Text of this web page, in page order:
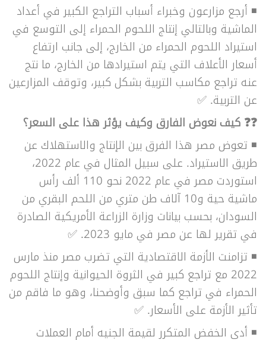
◾ أرجع مزارعون وخبراء أسباب التراجع الكبير في أعداد
الماشية وبالتالي إنتاج اللحوم الحمراء إلى التوسع في
استيراد اللحوم الحمراء من الخارج، إلى جانب ارتفاع
أسعار الأعلاف التي يتم استيرادها من الخارج، ما نتج
عنه تراجع مكاسب التربية بشكل كبير، وتوقف المزارعين
عن التربية. ✅
❓❓ كيف نعوض الفارق وكيف يؤثر هذا على السعر؟
◾ تعوض مصر هذا الفرق بين الإنتاج والاستهلاك عن
طريق الاستيراد. على سبيل المثال في عام 2022،
استوردت مصر في عام 2022 نحو 110 ألف رأس
ماشية حية و10 آلاف طن متري من اللحم البقري من
السودان، بحسب بيانات وزارة الزراعة الأمريكية الصادرة
في تقرير لها عن مصر في مايو 2023. ✅
◾ تزامنت الأزمة الاقتصادية التي تضرب مصر منذ مارس
2022 مع تراجع كبير في الثروة الحيوانية وإنتاج اللحوم
الحمراء في تراجع كما سبق وأوضحنا، وهو ما فاقم من
تأثير الأزمة على الأسعار. ✅
◾ أدى الخفض المتكرر لقيمة الجنيه أمام العملات